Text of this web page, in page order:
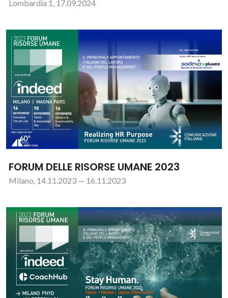
Lombardia 1, 17.09.2024
FORUM DELLE RISORSE UMANE 2023
Milano, 14.11.2023 — 16.11.2023